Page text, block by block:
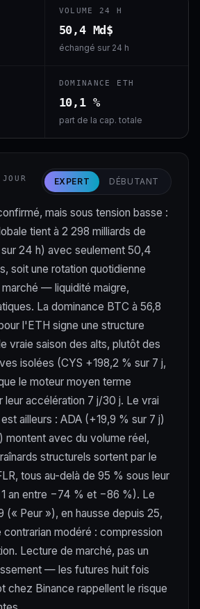
VOLUME 24 H
50,4 Md$
échangé sur 24 h
DOMINANCE ETH
10,1 %
part de la cap. totale
EXPERT DÉBUTANT
mais sous tension basse :
tient à 2 298 milliards de
24 h) avec seulement 50,4
soit une rotation quotidienne
— liquidité maigre,
La dominance BTC à 56,8
l'ETH signe une structure
vraie saison des alts, plutôt des
isolées (CYS +198,2 % sur 7 j,
le moteur moyen terme
leur accélération 7 j/30 j. Le vrai
ailleurs : ADA (+19,9 % sur 7 j)
montent avec du volume réel,
structurels sortent par le
tous au-delà de 95 % sous leur
an entre −74 % et −86 %). Le
(« Peur »), en hausse depuis 25,
modéré : compression
Lecture de marché, pas un
— les futures huit fois
chez Binance rappellent le risque